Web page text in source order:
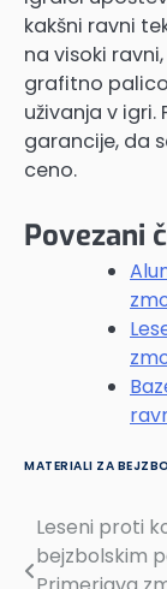
kakšni ravni
na visoki
grafitno
uživanja v
garancije, da
ceno.
Povezani
MATERIALI ZA
Post
navigation
Leseni proti
bejzbolskim